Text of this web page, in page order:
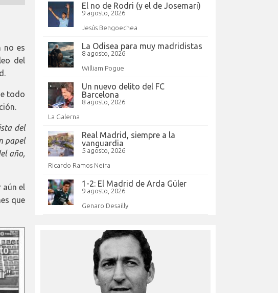
no es
del
todo
del
papel
año,
aún el
que
El no de Rodri (y el de Josemari)
9 agosto, 2026
Jesús Bengoechea
La Odisea para muy madridistas
8 agosto, 2026
William Pogue
Un nuevo delito del FC
Barcelona
8 agosto, 2026
La Galerna
Real Madrid, siempre a la
vanguardia
5 agosto, 2026
Ricardo Ramos Neira
1-2: El Madrid de Arda Güler
9 agosto, 2026
Genaro Desailly